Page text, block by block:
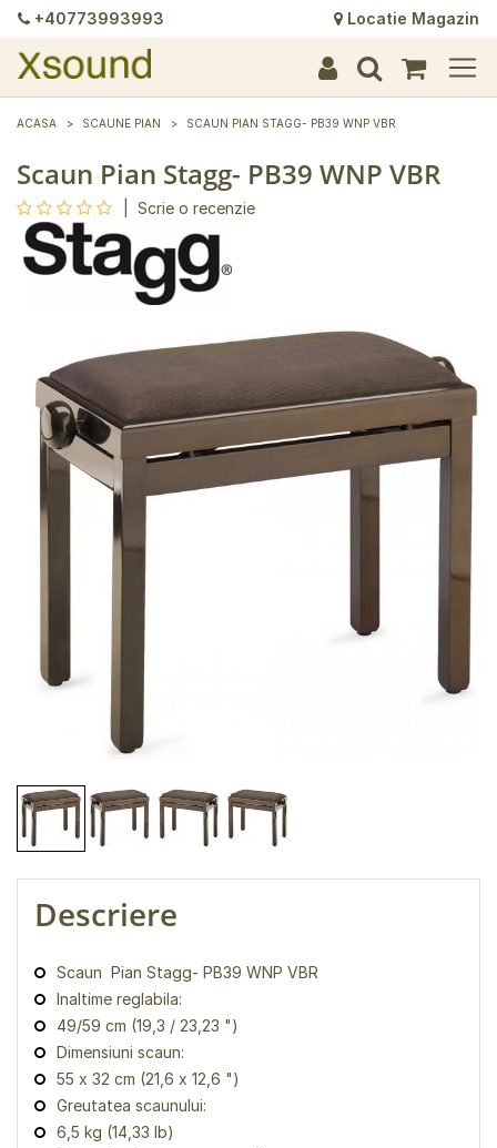
+40773993993 Locatie Magazin
+
+
+
+
+
+
+
+
+
+
+
+
+
+
ACASA SCAUNE PIAN SCAUN PIAN STAGG- PB39 WNP VBR
Scaun Pian Stagg- PB39 WNP VBR
Scrie o recenzie
Descriere
Scaun Pian Stagg- PB39 WNP VBR
Inaltime reglabila:
49/59 cm (19,3 / 23,23 ")
Dimensiuni scaun:
55 x 32 cm (21,6 x 12,6 ")
Greutatea scaunului:
6,5 kg (14,33 lb)